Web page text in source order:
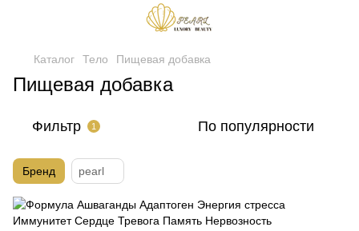
Каталог Тело Пищевая добавка
Пищевая добавка
Фильтр 1 По популярности
Бренд pearl